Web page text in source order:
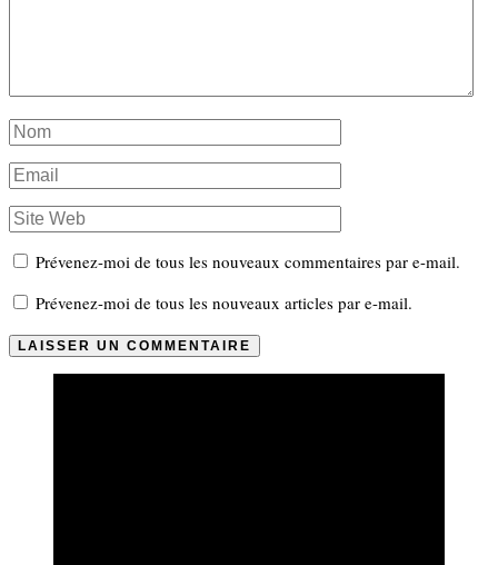
Prévenez-moi de tous les nouveaux commentaires par e-mail.
Prévenez-moi de tous les nouveaux articles par e-mail.